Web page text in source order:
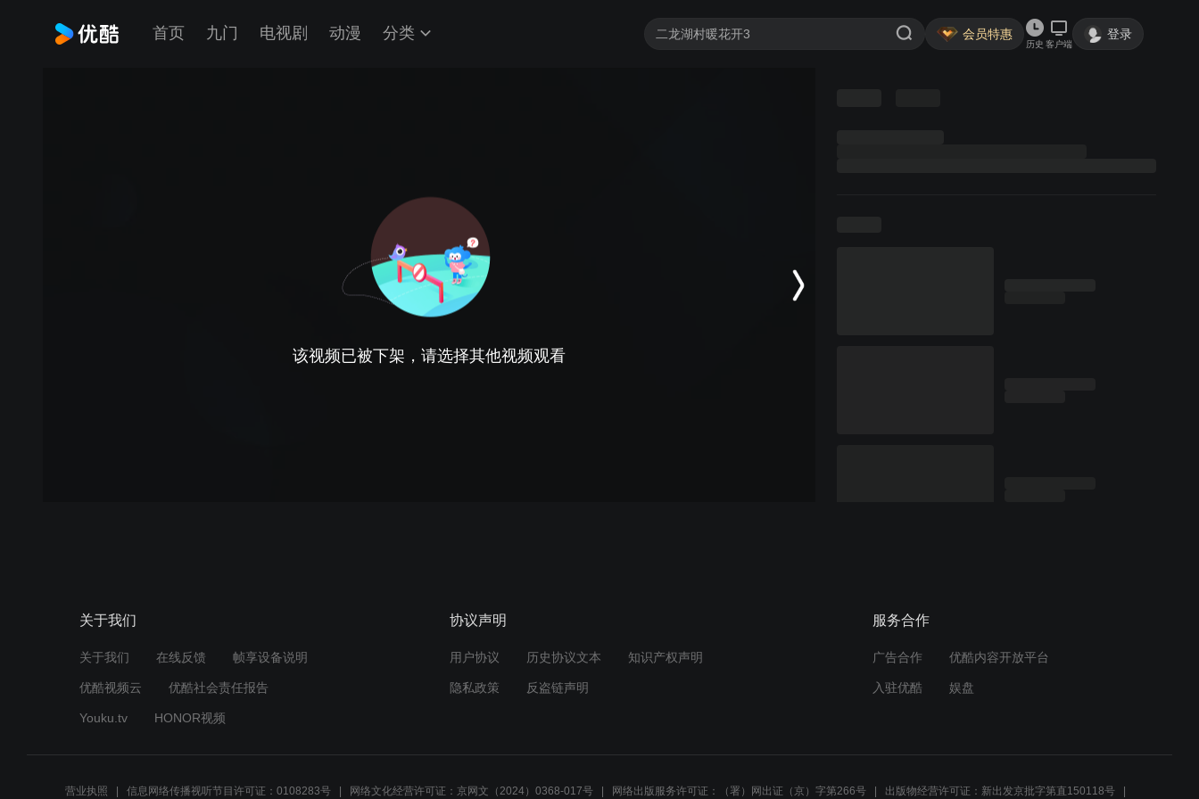
首页 九门 电视剧 动漫 分类 会员特惠
历史 客户端
登录
该视频已被下架，请选择其他视频观看
关于我们
关于我们 在线反馈 帧享设备说明
优酷视频云 优酷社会责任报告
Youku.tv HONOR视频
协议声明
用户协议 历史协议文本 知识产权声明
隐私政策 反盗链声明
服务合作
广告合作 优酷内容开放平台
入驻优酷 娱盘
营业执照 信息网络传播视听节目许可证：0108283号 网络文化经营许可证：京网文（2024）0368-017号 网络出版服务许可证：（署）网出证（京）字第266号 出版物经营许可证：新出发京批字第直150118号